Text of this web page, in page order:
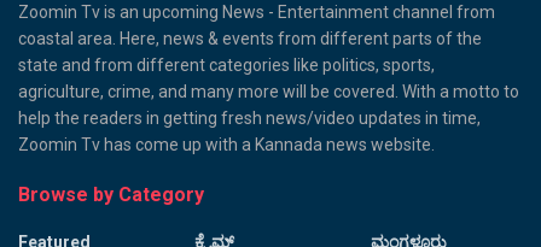
Zoomin Tv is an upcoming News - Entertainment channel from
coastal area. Here, news & events from different parts of the
state and from different categories like politics, sports,
agriculture, crime, and many more will be covered. With a motto to
help the readers in getting fresh news/video updates in time,
Zoomin Tv has come up with a Kannada news website.
Browse by Category
Featured
ಕ್ರೈಮ್ ಮಂಗಳೂರು